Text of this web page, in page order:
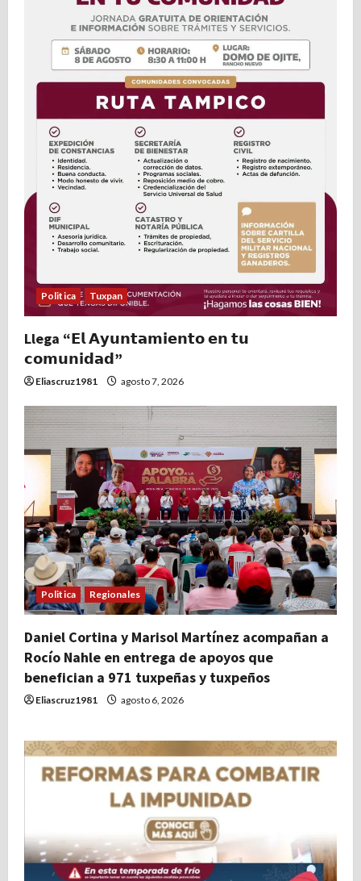
Politica Tuxpan
Llega “𝗘𝗹 𝗔𝘆𝘂𝗻𝘁𝗮𝗺𝗶𝗲𝗻𝘁𝗼 𝗲𝗻 𝘁𝘂
𝗰𝗼𝗺𝘂𝗻𝗶𝗱𝗮𝗱”
Eliascruz1981 agosto 7, 2026
Politica Regionales
Daniel Cortina y Marisol Martínez acompañan a
Rocío Nahle en entrega de apoyos que
benefician a 971 tuxpeñas y tuxpeños
Eliascruz1981 agosto 6, 2026